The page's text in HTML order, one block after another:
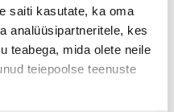
saiti kasutate, ka oma
analüüsipartneritele, kes
teabega, mida olete neile
teiepoolse teenuste
suurepäraselt
kus kogused
oluline on masina
ja selle